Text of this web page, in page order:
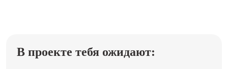
В проекте тебя ожидают: